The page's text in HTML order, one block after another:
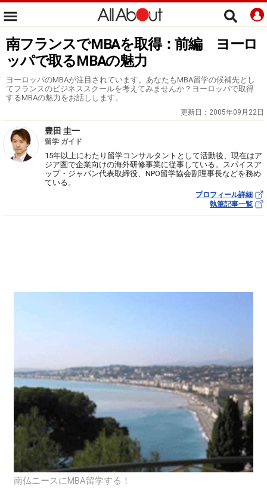
南フランスでMBAを取得：前編 ヨーロ
ッパで取るMBAの魅力
ヨーロッパのMBAが注目されています。あなたもMBA留学の候補先とし
てフランスのビジネススクールを考えてみませんか？ヨーロッパで取得
するMBAの魅力をお話しします。
更新日： 2005年09月22日
豊田 圭一
留学 ガイド
15年以上にわたり留学コンサルタントとして活動後、現在はア
ジア圏で企業向けの海外研修事業に従事している。スパイスア
ップ・ジャパン代表取締役、NPO留学協会副理事長などを務め
ている。
プロフィール詳細
執筆記事一覧
南仏ニースにMBA留学する！